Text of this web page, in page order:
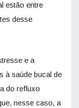
estão entre
desse
e a
à saúde bucal de
do refluxo
nesse caso, a